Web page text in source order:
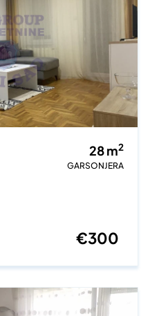
28m2
GARSONJERA
€300